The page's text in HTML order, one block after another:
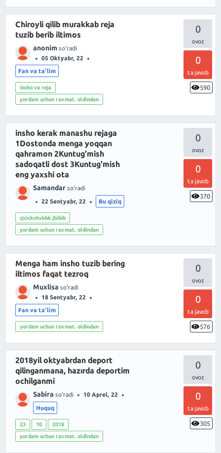
0
0
ta javob
590
Chiroyli qilib murakkab reja
tuzib berib iltimos
anonim so'radi
05 Oktyabr, 22
Fan va ta'lim
insho va reja
yordam uchun raxmat. oldindan
0
0
ta javob
370
insho kerak manashu rejaga
1Dostonda menga yoqqan
qahramon 2Kuntug'mish
sadoqatli dost 3Kuntug'mish
eng yaxshi ota
Samandar so'radi
22 Sentyabr, 22 Bu qiziq
cjcickvkvkbk jbibib
yordam uchun raxmat. oldindan
0
0
ta javob
576
Menga ham insho tuzib bering
iltimos faqat tezroq
Muxlisa so'radi
18 Sentyabr, 22
Fan va ta'lim
yordam uchun raxmat. oldindan
0
0
ta javob
305
2018yil oktyabrdan deport
qilinganmana, hazırda deportim
ochilganmi
Sabira so'radi 10 Aprel, 22
Huquq
23 10
2018
yordam uchun raxmat. oldindan